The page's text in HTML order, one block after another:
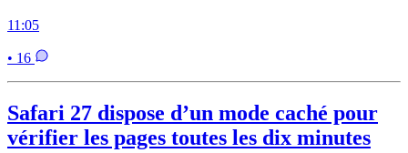
11:05
• 16
Safari 27 dispose d’un mode caché pour
vérifier les pages toutes les dix minutes